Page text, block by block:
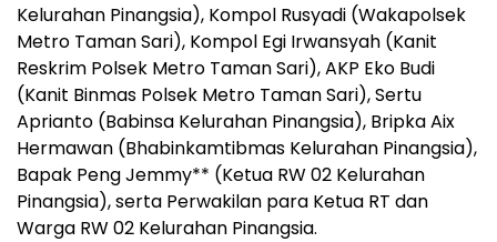
Kelurahan Pinangsia), Kompol Rusyadi (Wakapolsek
Metro Taman Sari), Kompol Egi Irwansyah (Kanit
Reskrim Polsek Metro Taman Sari), AKP Eko Budi
(Kanit Binmas Polsek Metro Taman Sari), Sertu
Aprianto (Babinsa Kelurahan Pinangsia), Bripka Aix
Hermawan (Bhabinkamtibmas Kelurahan Pinangsia),
Bapak Peng Jemmy** (Ketua RW 02 Kelurahan
Pinangsia), serta Perwakilan para Ketua RT dan
Warga RW 02 Kelurahan Pinangsia.